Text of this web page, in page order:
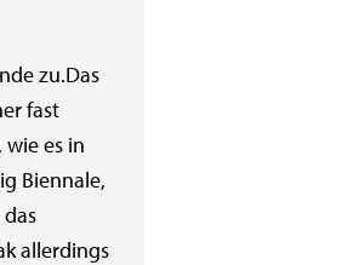
zu.Das
fast
es in
Biennale,
allerdings